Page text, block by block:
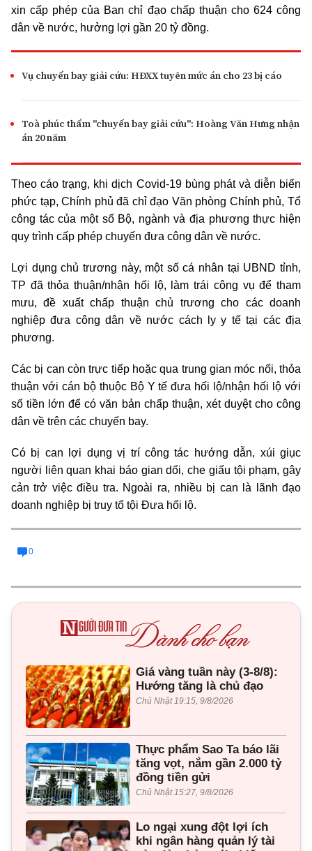
xin cấp phép của Ban chỉ đạo chấp thuận cho 624 công
dân về nước, hưởng lợi gần 20 tỷ đồng.
Vụ chuyến bay giải cứu: HĐXX tuyên mức án cho 23 bị cáo
Toà phúc thẩm "chuyến bay giải cứu": Hoàng Văn Hưng nhận
án 20 năm
Theo cáo trạng, khi dịch Covid-19 bùng phát và diễn biến
phức tạp, Chính phủ đã chỉ đạo Văn phòng Chính phủ, Tổ
công tác của một số Bộ, ngành và địa phương thực hiện
quy trình cấp phép chuyến đưa công dân về nước.
Lợi dụng chủ trương này, một số cá nhân tại UBND tỉnh,
TP đã thỏa thuận/nhận hối lộ, làm trái công vụ để tham
mưu, đề xuất chấp thuận chủ trương cho các doanh
nghiệp đưa công dân về nước cách ly y tế tại các địa
phương.
Các bị can còn trực tiếp hoặc qua trung gian móc nối, thỏa
thuận với cán bộ thuộc Bộ Y tế đưa hối lộ/nhận hối lộ với
số tiền lớn để có văn bản chấp thuận, xét duyệt cho công
dân về trên các chuyến bay.
Có bị can lợi dụng vị trí công tác hướng dẫn, xúi giục
người liên quan khai báo gian dối, che giấu tội phạm, gây
cản trở việc điều tra. Ngoài ra, nhiều bị can là lãnh đạo
doanh nghiệp bị truy tố tội Đưa hối lộ.
0
Giá vàng tuần này (3-8/8):
Hướng tăng là chủ đạo
Chủ Nhật 19:15, 9/8/2026
Thực phẩm Sao Ta báo lãi
tăng vọt, nắm gần 2.000 tỷ
đồng tiền gửi
Chủ Nhật 15:27, 9/8/2026
Lo ngại xung đột lợi ích
khi ngân hàng quản lý tài